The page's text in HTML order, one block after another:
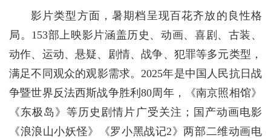
影片类型方面，暑期档呈现百花齐放的良性格
局。153部上映影片涵盖历史、动画、喜剧、古装、
动作、运动、悬疑、剧情、战争、犯罪等多元类型，
满足不同观众的观影需求。2025年是中国人民抗日战
争暨世界反法西斯战争胜利80周年，《南京照相馆》
《东极岛》等历史剧情片广受关注；国产动画电影
《浪浪山小妖怪》《罗小黑战记2》两部二维动画电